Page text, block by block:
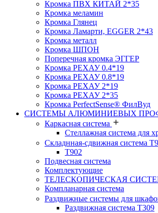
Кромка ПВХ КИТАЙ 2*35
Кромка меламин
Кромка Глянец
Кромка Ламарти, EGGER 2*43
Кромка металл
Кромка ШПОН
Поперечная кромка ЭГГЕР
Кромка PЕХАУ 0.4*19
Кромка PЕХАУ 0.8*19
Кромка PЕХАУ 2*19
Кромка PЕХАУ 2*35
Кромка PerfectSense® ФилВуд
СИСТЕМЫ АЛЮМИНИЕВЫХ
Каркасная система
Стеллажная система для
Складнная-сдвижная система
T902
Подвесная система
Комплектующие
ТЕЛЕСКОПИЧЕСКАЯ
Компланарная система
Раздвижные системы для
Раздвижная система Т309